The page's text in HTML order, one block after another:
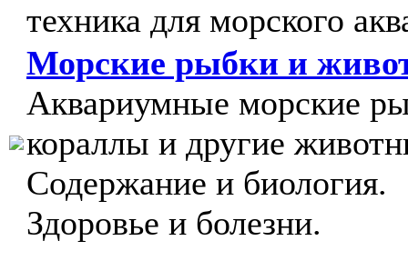
техника для морского
Морские рыбки и
Аквариумные морские
кораллы и другие
Содержание и биология.
Здоровье и болезни.